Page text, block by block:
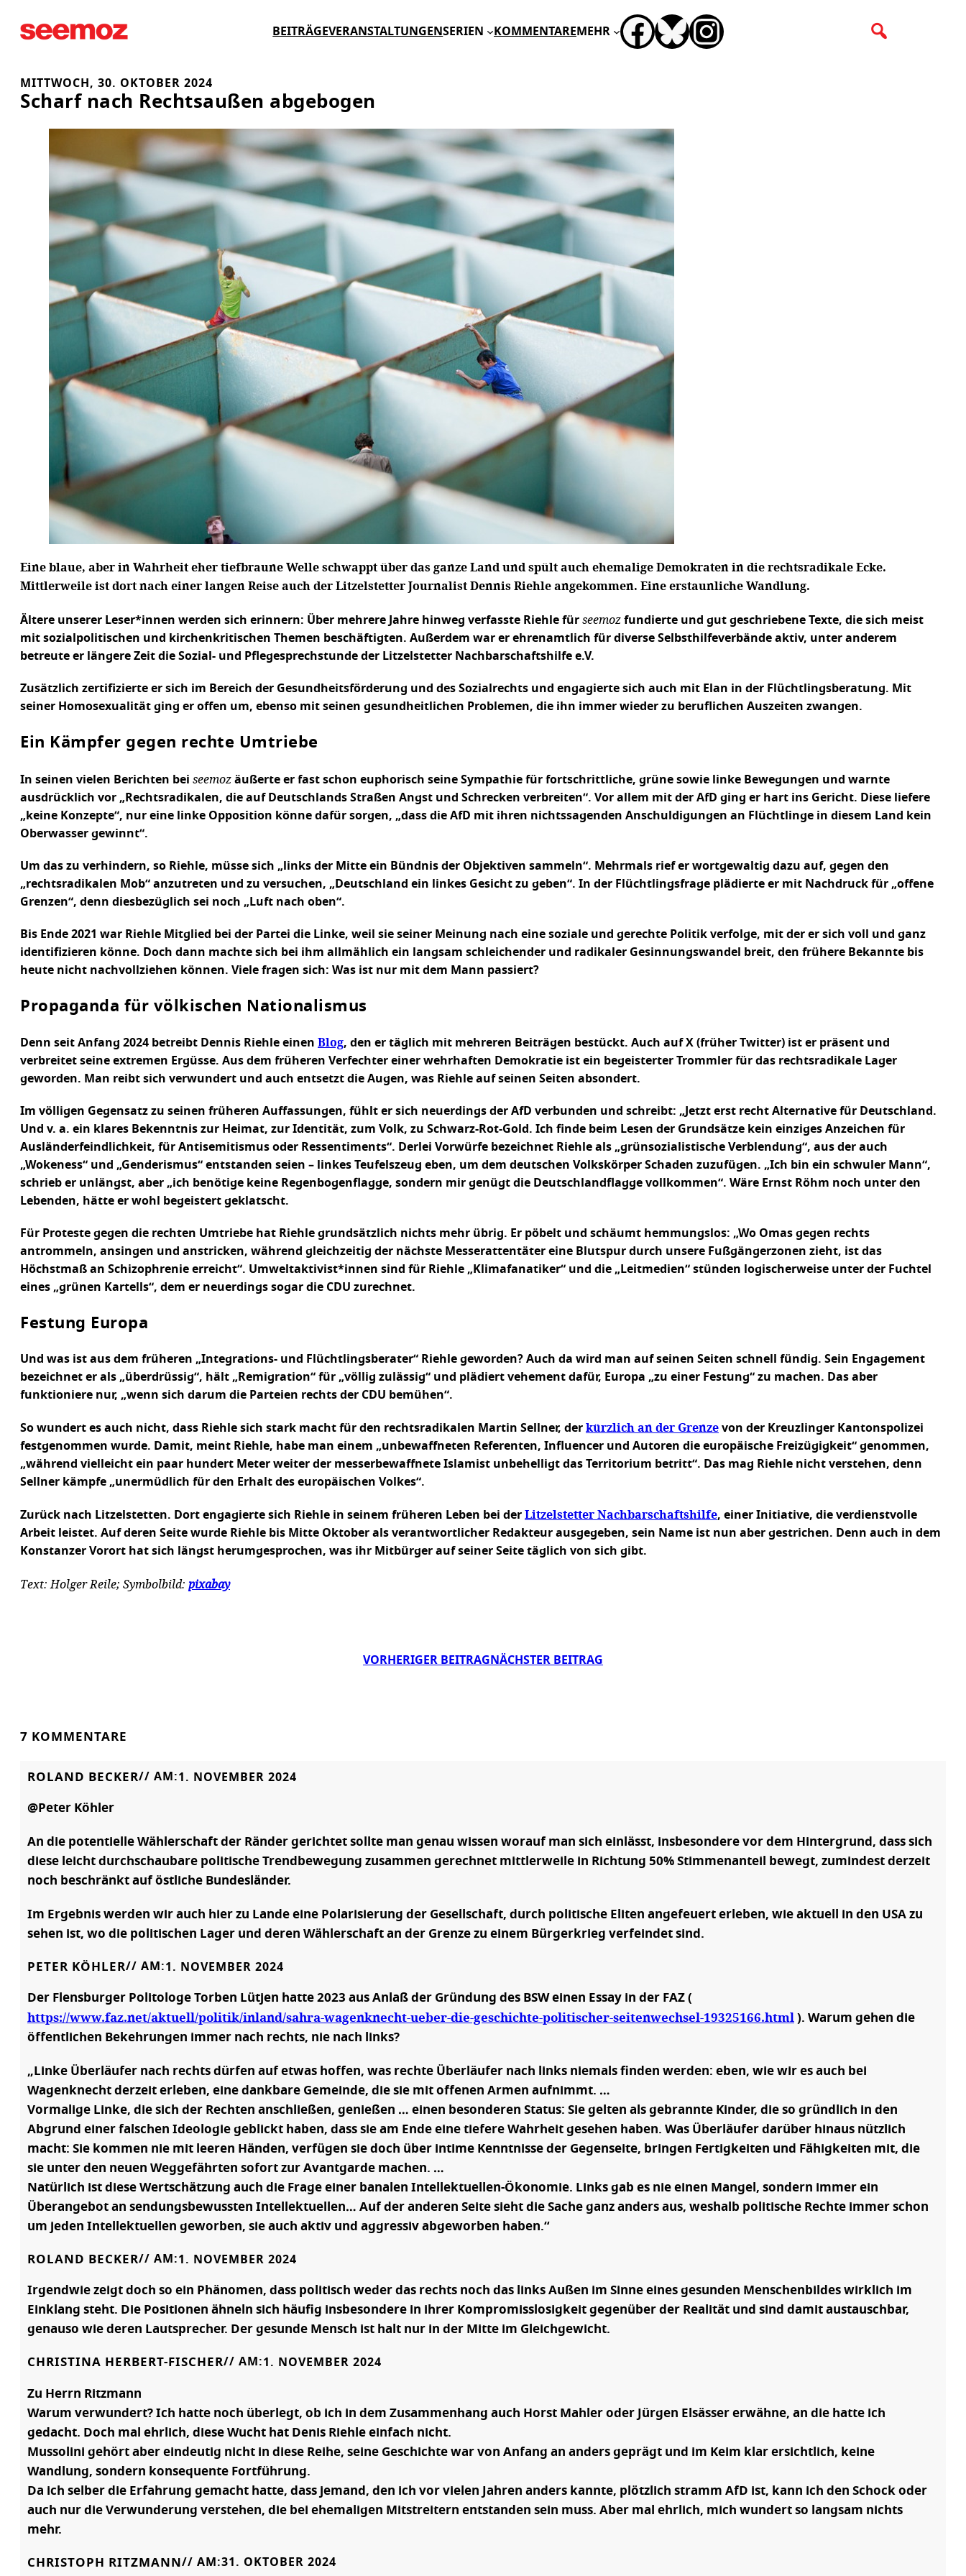
Inhalt
BEITRÄGEVERANSTALTUNGENSERIEN KOMMENTARE MEHR FACEBOOK
BLUESKYINSTAGRAM
MITTWOCH, 30. OKTOBER 2024
Scharf nach Rechtsaußen abgebogen
Eine blaue, aber in Wahrheit eher tiefbraune Welle schwappt über das ganze Land und spült auch ehemalige Demokraten in die rechtsradikale Ecke.
Mittlerweile ist dort nach einer langen Reise auch der Litzelstetter Journalist Dennis Riehle angekommen. Eine erstaunliche Wandlung.
Ältere unserer Leser*innen werden sich erinnern: Über mehrere Jahre hinweg verfasste Riehle für seemoz fundierte und gut geschriebene Texte, die sich meist
mit sozialpolitischen und kirchenkritischen Themen beschäftigten. Außerdem war er ehrenamtlich für diverse Selbsthilfeverbände aktiv, unter anderem
betreute er längere Zeit die Sozial- und Pflegesprechstunde der Litzelstetter Nachbarschaftshilfe e.V.
Zusätzlich zertifizierte er sich im Bereich der Gesundheitsförderung und des Sozialrechts und engagierte sich auch mit Elan in der Flüchtlingsberatung. Mit
seiner Homosexualität ging er offen um, ebenso mit seinen gesundheitlichen Problemen, die ihn immer wieder zu beruflichen Auszeiten zwangen.
Ein Kämpfer gegen rechte Umtriebe
In seinen vielen Berichten bei seemoz äußerte er fast schon euphorisch seine Sympathie für fortschrittliche, grüne sowie linke Bewegungen und warnte
ausdrücklich vor „Rechtsradikalen, die auf Deutschlands Straßen Angst und Schrecken verbreiten“. Vor allem mit der AfD ging er hart ins Gericht. Diese liefere
„keine Konzepte“, nur eine linke Opposition könne dafür sorgen, „dass die AfD mit ihren nichtssagenden Anschuldigungen an Flüchtlinge in diesem Land kein
Oberwasser gewinnt“.
Um das zu verhindern, so Riehle, müsse sich „links der Mitte ein Bündnis der Objektiven sammeln“. Mehrmals rief er wortgewaltig dazu auf, gegen den
„rechtsradikalen Mob“ anzutreten und zu versuchen, „Deutschland ein linkes Gesicht zu geben“. In der Flüchtlingsfrage plädierte er mit Nachdruck für „offene
Grenzen“, denn diesbezüglich sei noch „Luft nach oben“.
Bis Ende 2021 war Riehle Mitglied bei der Partei die Linke, weil sie seiner Meinung nach eine soziale und gerechte Politik verfolge, mit der er sich voll und ganz
identifizieren könne. Doch dann machte sich bei ihm allmählich ein langsam schleichender und radikaler Gesinnungswandel breit, den frühere Bekannte bis
heute nicht nachvollziehen können. Viele fragen sich: Was ist nur mit dem Mann passiert?
Propaganda für völkischen Nationalismus
Denn seit Anfang 2024 betreibt Dennis Riehle einen Blog, den er täglich mit mehreren Beiträgen bestückt. Auch auf X (früher Twitter) ist er präsent und
verbreitet seine extremen Ergüsse. Aus dem früheren Verfechter einer wehrhaften Demokratie ist ein begeisterter Trommler für das rechtsradikale Lager
geworden. Man reibt sich verwundert und auch entsetzt die Augen, was Riehle auf seinen Seiten absondert.
Im völligen Gegensatz zu seinen früheren Auffassungen, fühlt er sich neuerdings der AfD verbunden und schreibt: „Jetzt erst recht Alternative für Deutschland.
Und v. a. ein klares Bekenntnis zur Heimat, zur Identität, zum Volk, zu Schwarz-Rot-Gold. Ich finde beim Lesen der Grundsätze kein einziges Anzeichen für
Ausländerfeindlichkeit, für Antisemitismus oder Ressentiments“. Derlei Vorwürfe bezeichnet Riehle als „grünsozialistische Verblendung“, aus der auch
„Wokeness“ und „Genderismus“ entstanden seien – linkes Teufelszeug eben, um dem deutschen Volkskörper Schaden zuzufügen. „Ich bin ein schwuler Mann“,
schrieb er unlängst, aber „ich benötige keine Regenbogenflagge, sondern mir genügt die Deutschlandflagge vollkommen“. Wäre Ernst Röhm noch unter den
Lebenden, hätte er wohl begeistert geklatscht.
Für Proteste gegen die rechten Umtriebe hat Riehle grundsätzlich nichts mehr übrig. Er pöbelt und schäumt hemmungslos: „Wo Omas gegen rechts
antrommeln, ansingen und anstricken, während gleichzeitig der nächste Messerattentäter eine Blutspur durch unsere Fußgängerzonen zieht, ist das
Höchstmaß an Schizophrenie erreicht“. Umweltaktivist*innen sind für Riehle „Klimafanatiker“ und die „Leitmedien“ stünden logischerweise unter der Fuchtel
eines „grünen Kartells“, dem er neuerdings sogar die CDU zurechnet.
Festung Europa
Und was ist aus dem früheren „Integrations- und Flüchtlingsberater“ Riehle geworden? Auch da wird man auf seinen Seiten schnell fündig. Sein Engagement
bezeichnet er als „überdrüssig“, hält „Remigration“ für „völlig zulässig“ und plädiert vehement dafür, Europa „zu einer Festung“ zu machen. Das aber
funktioniere nur, „wenn sich darum die Parteien rechts der CDU bemühen“.
So wundert es auch nicht, dass Riehle sich stark macht für den rechtsradikalen Martin Sellner, der kürzlich an der Grenze von der Kreuzlinger Kantonspolizei
festgenommen wurde. Damit, meint Riehle, habe man einem „unbewaffneten Referenten, Influencer und Autoren die europäische Freizügigkeit“ genommen,
„während vielleicht ein paar hundert Meter weiter der messerbewaffnete Islamist unbehelligt das Territorium betritt“. Das mag Riehle nicht verstehen, denn
Sellner kämpfe „unermüdlich für den Erhalt des europäischen Volkes“.
Zurück nach Litzelstetten. Dort engagierte sich Riehle in seinem früheren Leben bei der Litzelstetter Nachbarschaftshilfe, einer Initiative, die verdienstvolle
Arbeit leistet. Auf deren Seite wurde Riehle bis Mitte Oktober als verantwortlicher Redakteur ausgegeben, sein Name ist nun aber gestrichen. Denn auch in dem
Konstanzer Vorort hat sich längst herumgesprochen, was ihr Mitbürger auf seiner Seite täglich von sich gibt.
Text: Holger Reile; Symbolbild: pixabay
VORHERIGER BEITRAG NÄCHSTER BEITRAG
7 KOMMENTARE
ROLAND BECKER// AM:1. NOVEMBER 2024
@Peter Köhler
An die potentielle Wählerschaft der Ränder gerichtet sollte man genau wissen worauf man sich einlässt, insbesondere vor dem Hintergrund, dass sich
diese leicht durchschaubare politische Trendbewegung zusammen gerechnet mittlerweile in Richtung 50% Stimmenanteil bewegt, zumindest derzeit
noch beschränkt auf östliche Bundesländer.
Im Ergebnis werden wir auch hier zu Lande eine Polarisierung der Gesellschaft, durch politische Eliten angefeuert erleben, wie aktuell in den USA zu
sehen ist, wo die politischen Lager und deren Wählerschaft an der Grenze zu einem Bürgerkrieg verfeindet sind.
PETER KÖHLER// AM:1. NOVEMBER 2024
Der Flensburger Politologe Torben Lütjen hatte 2023 aus Anlaß der Gründung des BSW einen Essay in der FAZ (
https://www.faz.net/aktuell/politik/inland/sahra-wagenknecht-ueber-die-geschichte-politischer-seitenwechsel-19325166.html ). Warum gehen die
öffentlichen Bekehrungen immer nach rechts, nie nach links?
„Linke Überläufer nach rechts dürfen auf etwas hoffen, was rechte Überläufer nach links niemals finden werden: eben, wie wir es auch bei
Wagenknecht derzeit erleben, eine dankbare Gemeinde, die sie mit offenen Armen aufnimmt. …
Vormalige Linke, die sich der Rechten anschließen, genießen … einen besonderen Status: Sie gelten als gebrannte Kinder, die so gründlich in den
Abgrund einer falschen Ideologie geblickt haben, dass sie am Ende eine tiefere Wahrheit gesehen haben. Was Überläufer darüber hinaus nützlich
macht: Sie kommen nie mit leeren Händen, verfügen sie doch über intime Kenntnisse der Gegenseite, bringen Fertigkeiten und Fähigkeiten mit, die
sie unter den neuen Weggefährten sofort zur Avantgarde machen. …
Natürlich ist diese Wertschätzung auch die Frage einer banalen Intellektuellen-Ökonomie. Links gab es nie einen Mangel, sondern immer ein
Überangebot an sendungsbewussten Intellektuellen… Auf der anderen Seite sieht die Sache ganz anders aus, weshalb politische Rechte immer schon
um jeden Intellektuellen geworben, sie auch aktiv und aggressiv abgeworben haben.“
ROLAND BECKER// AM:1. NOVEMBER 2024
Irgendwie zeigt doch so ein Phänomen, dass politisch weder das rechts noch das links Außen im Sinne eines gesunden Menschenbildes wirklich im
Einklang steht. Die Positionen ähneln sich häufig insbesondere in ihrer Kompromisslosigkeit gegenüber der Realität und sind damit austauschbar,
genauso wie deren Lautsprecher. Der gesunde Mensch ist halt nur in der Mitte im Gleichgewicht.
CHRISTINA HERBERT-FISCHER// AM:1. NOVEMBER 2024
Zu Herrn Ritzmann
Warum verwundert? Ich hatte noch überlegt, ob ich in dem Zusammenhang auch Horst Mahler oder Jürgen Elsässer erwähne, an die hatte ich
gedacht. Doch mal ehrlich, diese Wucht hat Denis Riehle einfach nicht.
Mussolini gehört aber eindeutig nicht in diese Reihe, seine Geschichte war von Anfang an anders geprägt und im Keim klar ersichtlich, keine
Wandlung, sondern konsequente Fortführung.
Da ich selber die Erfahrung gemacht hatte, dass jemand, den ich vor vielen Jahren anders kannte, plötzlich stramm AfD ist, kann ich den Schock oder
auch nur die Verwunderung verstehen, die bei ehemaligen Mitstreitern entstanden sein muss. Aber mal ehrlich, mich wundert so langsam nichts
mehr.
CHRISTOPH RITZMANN // AM:31. OKTOBER 2024